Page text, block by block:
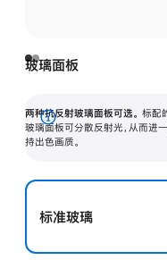
玻璃面板
两种抗反射玻璃面板可选。 标配
玻璃面板可分散反射光，从而进
持出色画质。
展
开
标准玻璃